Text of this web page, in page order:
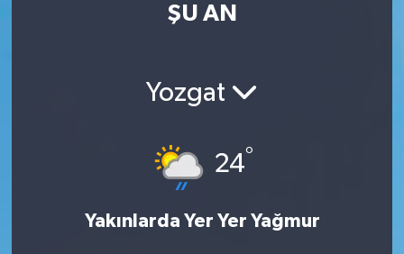
ŞU AN
Yozgat
24°
Yakınlarda Yer Yer Yağmur